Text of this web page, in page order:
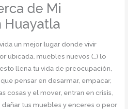
de Mi
Huayatla
un mejor lugar donde vivir
ubicada, muebles nuevos (…) lo
llena tu vida de preocupación,
pensar en desarmar, empacar,
cosas y el mover, entran en crisis,
tus muebles y enceres o peor